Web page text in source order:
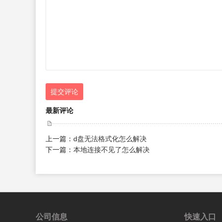
提交评论
最新评论
上一篇： d盘无法格式化怎么解决
下一篇： 本地连接不见了怎么解决
公司信息 快速入口